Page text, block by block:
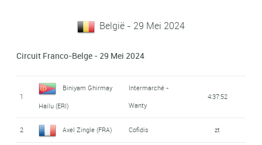
België - 29 Mei 2024
Circuit Franco-Belge - 29 Mei 2024
1
Biniyam Ghirmay
Hailu (ERI)
Intermarché -
Wanty
4:37:52
2 Axel Zingle (FRA) Cofidis zt